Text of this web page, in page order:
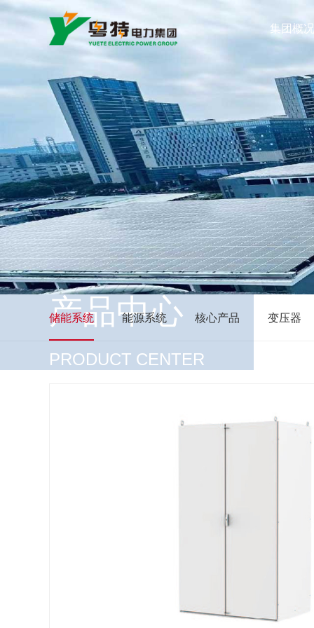
集团概况
产品中心
PRODUCT CENTER
储能系统 能源系统 核心产品 变压器